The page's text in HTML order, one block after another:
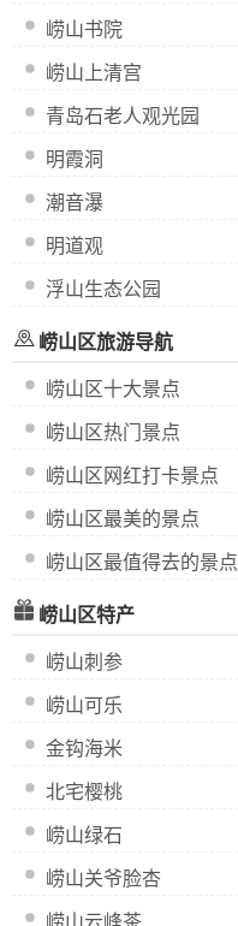
崂山书院
崂山上清宫
青岛石老人观光园
明霞洞
潮音瀑
明道观
浮山生态公园
崂山区旅游导航
崂山区十大景点
崂山区热门景点
崂山区网红打卡景点
崂山区最美的景点
崂山区最值得去的景点
崂山区特产
崂山刺参
崂山可乐
金钩海米
北宅樱桃
崂山绿石
崂山关爷脸杏
崂山云峰茶